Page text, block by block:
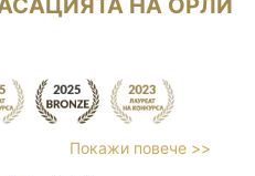
НА ОРЛИ
Покажи повече >>